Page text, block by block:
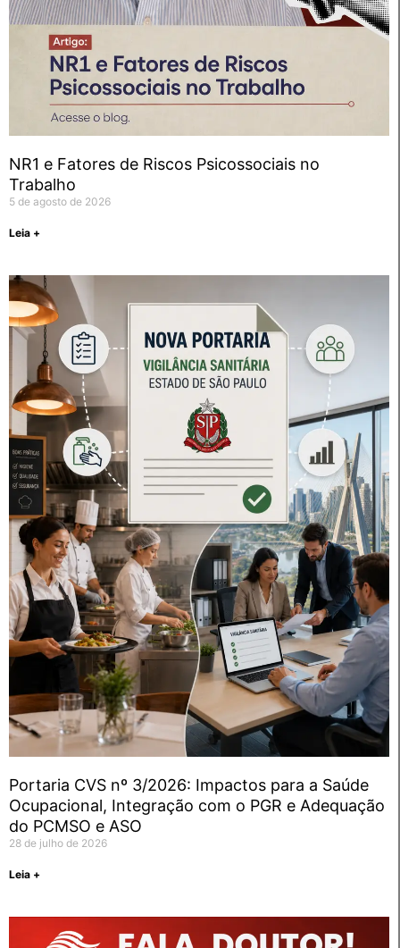
NR1 e Fatores de Riscos Psicossociais no
Trabalho
5 de agosto de 2026
Leia +
Portaria CVS nº 3/2026: Impactos para a Saúde
Ocupacional, Integração com o PGR e Adequação
do PCMSO e ASO
28 de julho de 2026
Leia +